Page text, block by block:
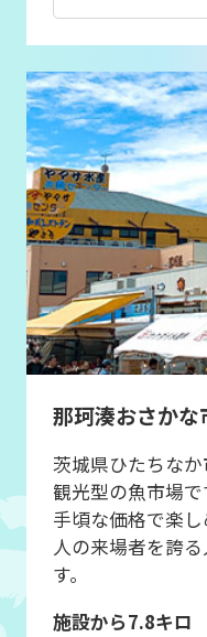
那珂湊おさかな
茨城県ひたちな
観光型の魚市場
手頃な価格で楽
人の来場者を誇
す。
施設から7.8キロ